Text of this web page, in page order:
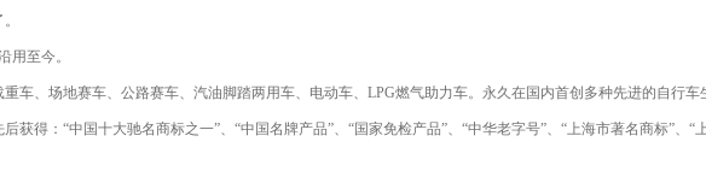
用至今。
车、场地赛车、公路赛车、汽油脚踏两用车、电动车、LPG燃气助力车。永久在国内首创多种先进的自
得：“中国十大驰名商标之一”、“中国名牌产品”、“国家免检产品”、“中华老字号”、“上海市著名商标”